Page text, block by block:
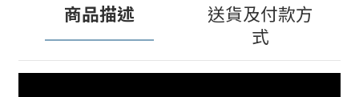
商品描述
送貨及付款方
式